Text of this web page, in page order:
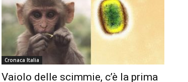
Cronaca Italia
Vaiolo delle scimmie, c’è la prima